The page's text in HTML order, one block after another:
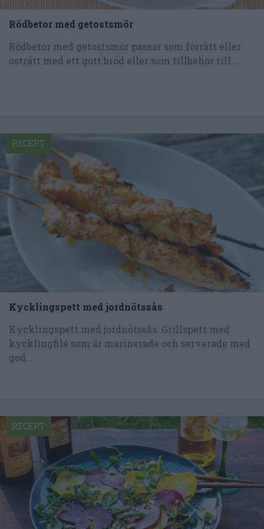
Rödbetor med getostsmör
Rödbetor med getostsmör passar som förrätt eller
osträtt med ett gott bröd eller som tillbehör till...
Kycklingspett med jordnötssås
Kycklingspett med jordnötssås. Grillspett med
kycklingfilé som är marinerade och serverade med
god...
RECEPT
RECEPT